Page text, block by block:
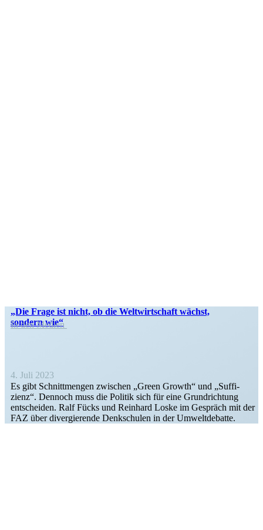
„Die Frage ist nicht, ob die Weltwirt­schaft wächst,
sondern wie“
In den Medien
4. Juli 2023
Es gibt Schnitt­mengen zwischen „Green Growth“ und „Suffi­
zienz“. Dennoch muss die Politik sich für eine Grund­richtung
entscheiden. Ralf Fücks und Reinhard Loske im Gespräch mit der
FAZ über diver­gie­rende Denkschulen in der Umweltdebatte.